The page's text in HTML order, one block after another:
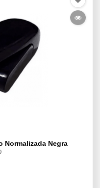
Normalizada Negra